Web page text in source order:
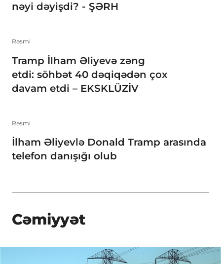
nəyi dəyişdi? - ŞƏRH
Rəsmi
Tramp İlham Əliyevə zəng
etdi: söhbət 40 dəqiqədən çox
davam etdi – EKSKLÜZİV
Rəsmi
İlham Əliyevlə Donald Tramp arasında
telefon danışığı olub
Cəmiyyət